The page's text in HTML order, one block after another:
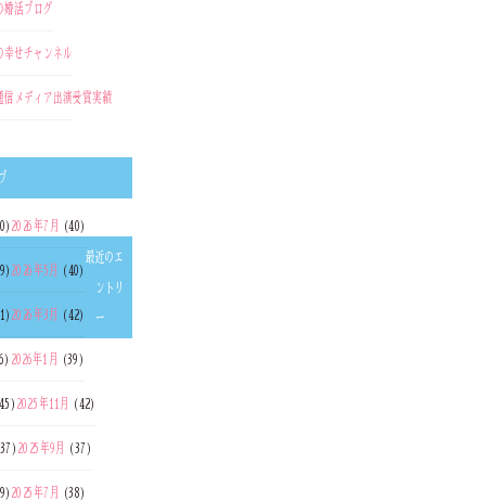
婚活ブログ
幸せチャンネル
信 メディア出演受賞実績
2026年7月 (40)
2026年5月 (40)
2026年3月 (42)
2026年1月 (39)
2025年11月 (42)
2025年9月 (37)
2025年7月 (38)
最近のエ
ントリ
ー